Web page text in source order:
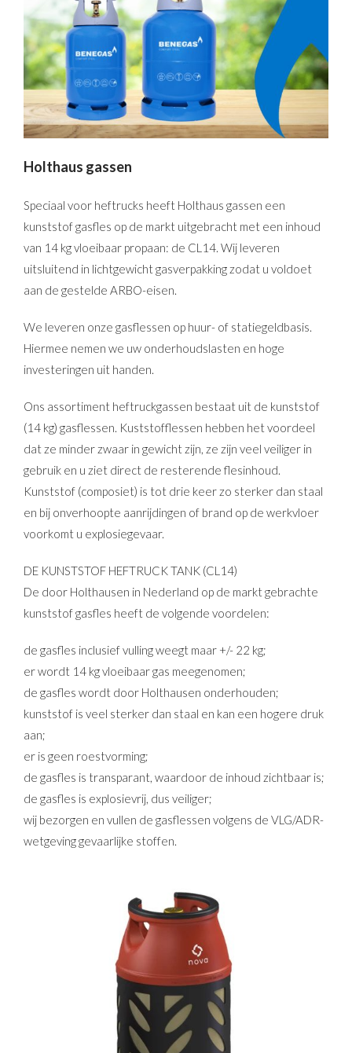
Holthaus gassen
Speciaal voor heftrucks heeft Holthaus gassen een
kunststof gasfles op de markt uitgebracht met een inhoud
van 14 kg vloeibaar propaan: de CL14. Wij leveren
uitsluitend in lichtgewicht gasverpakking zodat u voldoet
aan de gestelde ARBO-eisen.
We leveren onze gasflessen op huur- of statiegeldbasis.
Hiermee nemen we uw onderhoudslasten en hoge
investeringen uit handen.
Ons assortiment heftruckgassen bestaat uit de kunststof
(14 kg) gasflessen. Kuststofflessen hebben het voordeel
dat ze minder zwaar in gewicht zijn, ze zijn veel veiliger in
gebruik en u ziet direct de resterende flesinhoud.
Kunststof (composiet) is tot drie keer zo sterker dan staal
en bij onverhoopte aanrijdingen of brand op de werkvloer
voorkomt u explosiegevaar.
DE KUNSTSTOF HEFTRUCK TANK (CL14)
De door Holthausen in Nederland op de markt gebrachte
kunststof gasfles heeft de volgende voordelen:
de gasfles inclusief vulling weegt maar +/- 22 kg;
er wordt 14 kg vloeibaar gas meegenomen;
de gasfles wordt door Holthausen onderhouden;
kunststof is veel sterker dan staal en kan een hogere druk
aan;
er is geen roestvorming;
de gasfles is transparant, waardoor de inhoud zichtbaar is;
de gasfles is explosievrij, dus veiliger;
wij bezorgen en vullen de gasflessen volgens de VLG/ADR-
wetgeving gevaarlijke stoffen.